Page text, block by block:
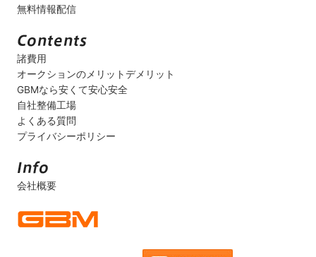
無料情報配信
諸費用
オークションのメリットデメリット
GBMなら安くて安心安全
自社整備工場
よくある質問
プライバシーポリシー
会社概要